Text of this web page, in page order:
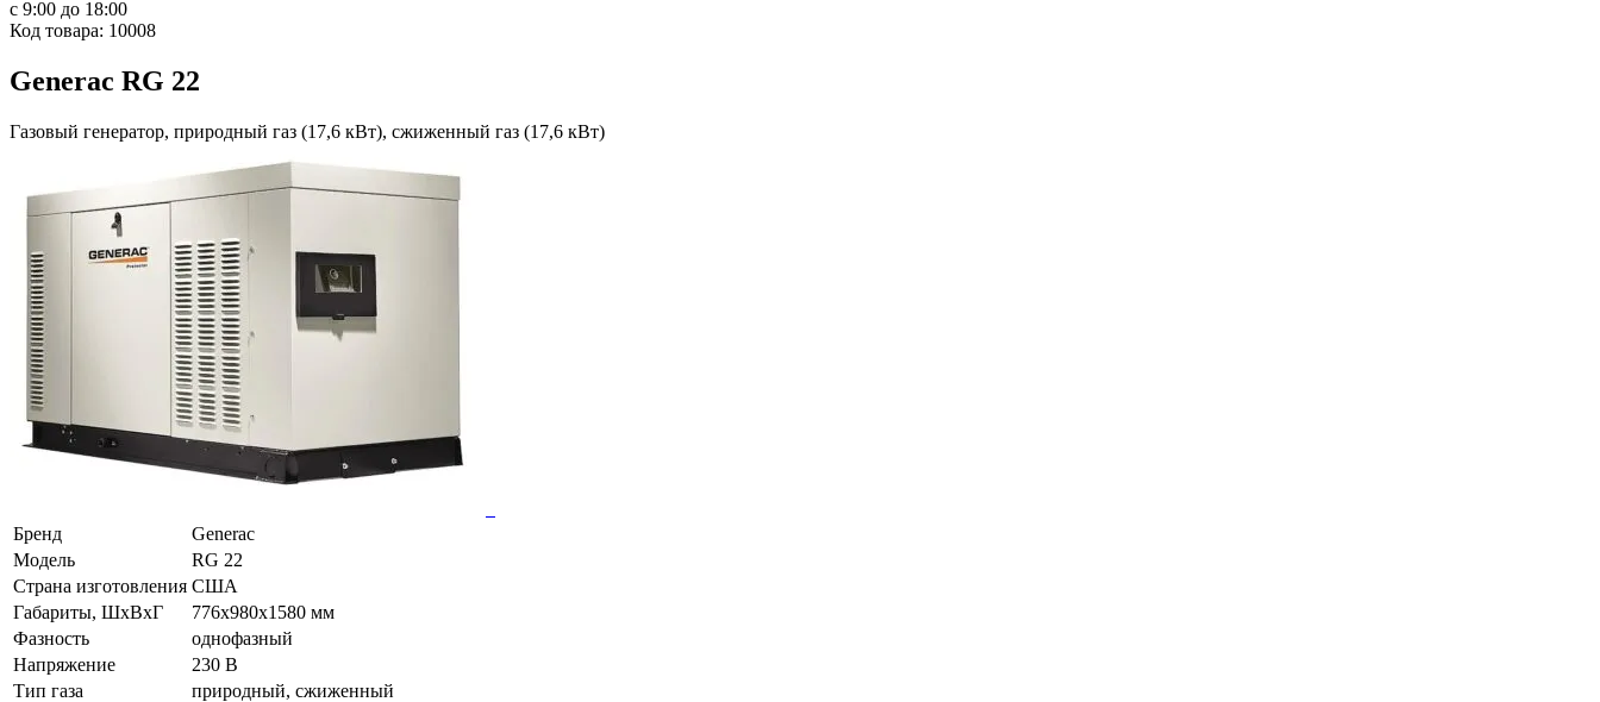
с 9:00 до 18:00
Код товара: 10008
Generac RG 22
Газовый генератор, природный газ (17,6 кВт), сжиженный газ (17,6 кВт)
Бренд
Generac
Модель
RG 22
Страна изготовления США
Габариты, ШхВхГ
776x980x1580 мм
Фазность
однофазный
Напряжение
230 В
Тип газа
природный, сжиженный